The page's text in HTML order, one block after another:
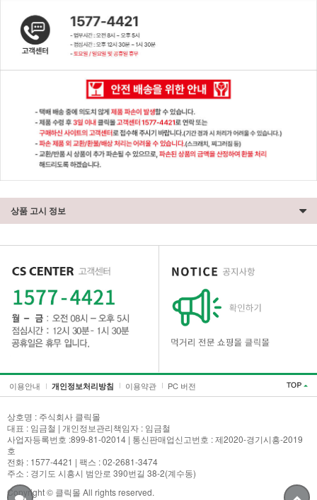
상품 고시 정보
이용안내 개인정보처리방침 이용약관 PC 버전
상호명 : 주식회사 클릭몰
대표 : 임금철 | 개인정보관리책임자 : 임금철
사업자등록번호 :899-81-02014 | 통신판매업신고번호 : 제2020-경기시흥-2019
호
전화 : 1577-4421 | 팩스 : 02-2681-3474
주소 : 경기도 시흥시 범안로 390번길 38-2(계수동)
Copyright © 클릭몰 All rights reserved.